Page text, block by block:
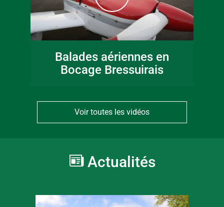
Balades aériennes en
Bocage Bressuirais
Voir toutes les vidéos
Actualités